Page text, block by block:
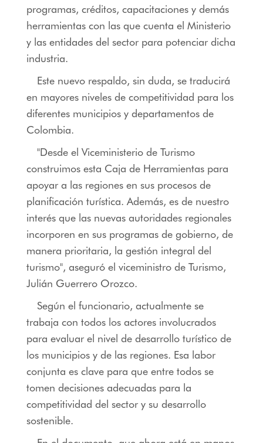
programas, créditos, capacitaciones y demás
herramientas con las que cuenta el Ministerio
y las entidades del sector para potenciar dicha
industria.
Este nuevo respaldo, sin duda, se traducirá
en mayores niveles de competitividad para los
diferentes municipios y departamentos de
Colombia.
"Desde el Viceministerio de Turismo
construimos esta Caja de Herramientas para
apoyar a las regiones en sus procesos de
planificación turística. Además, es de nuestro
interés que las nuevas autoridades regionales
incorporen en sus programas de gobierno, de
manera prioritaria, la gestión integral del
turismo", aseguró el viceministro de Turismo,
Julián Guerrero Orozco.
Según el funcionario, actualmente se
trabaja con todos los actores involucrados
para evaluar el nivel de desarrollo turístico de
los municipios y de las regiones. Esa labor
conjunta es clave para que entre todos se
tomen decisiones adecuadas para la
competitividad del sector y su desarrollo
sostenible.